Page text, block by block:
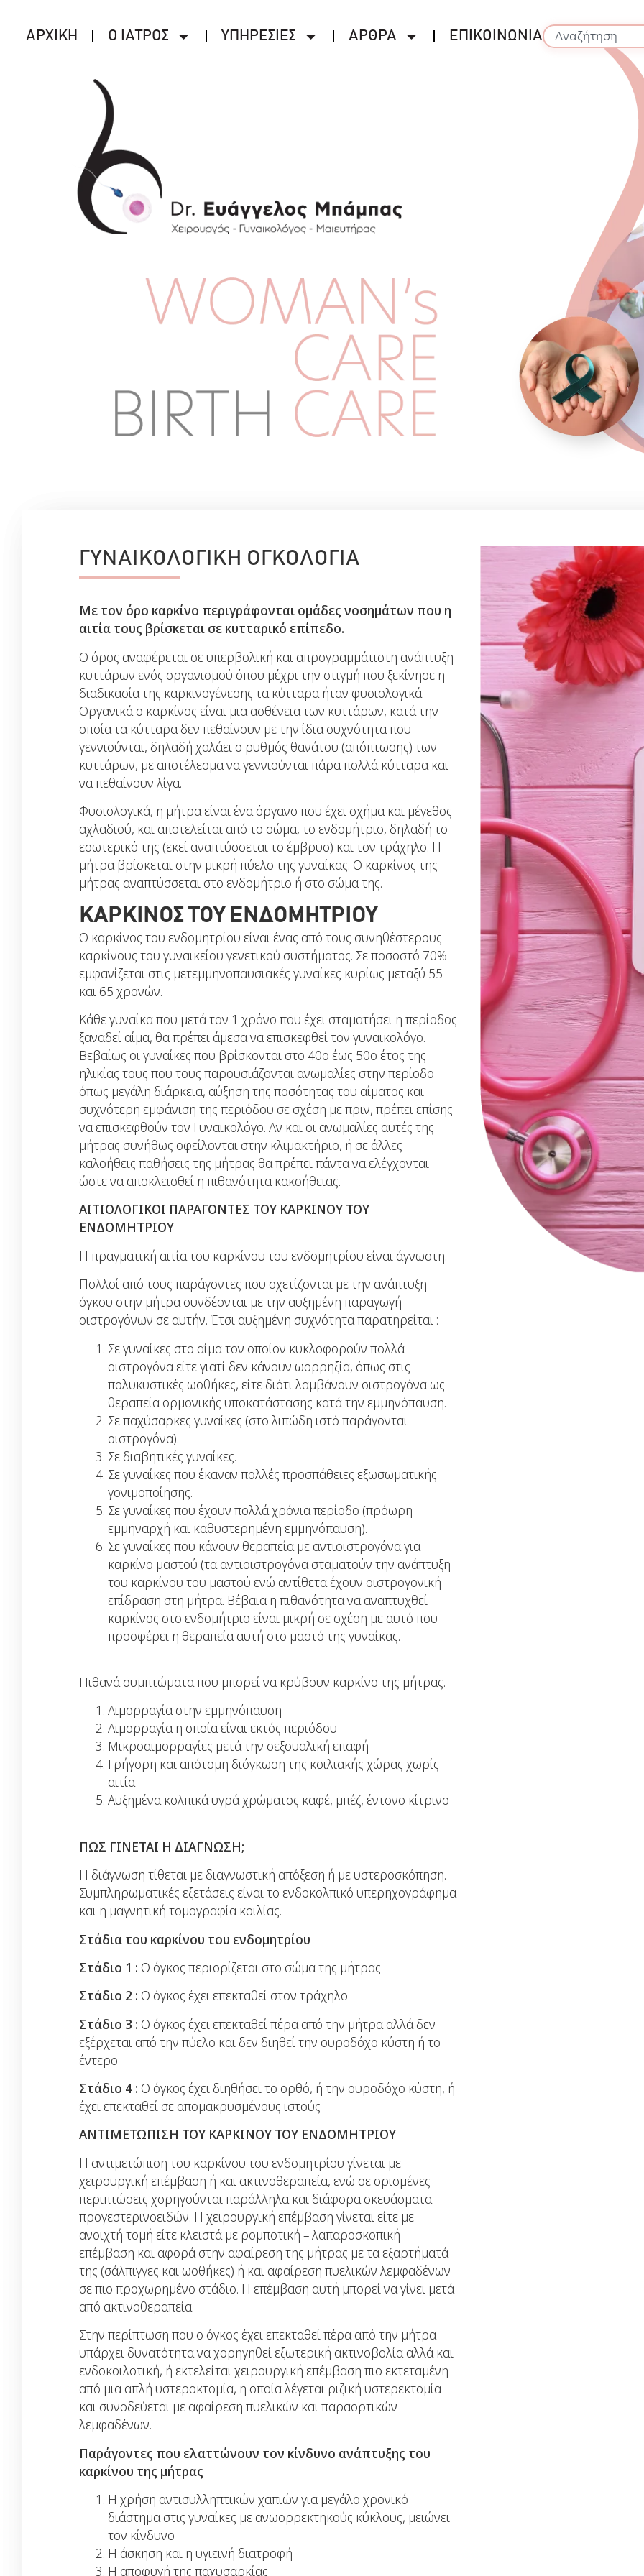
ΑΡΧΙΚΗ Ο ΙΑΤΡΟΣ ΥΠΗΡΕΣΙΕΣ ΑΡΘΡΑ ΕΠΙΚΟΙΝΩΝΙΑ
ΓΥΝΑΙΚΟΛΟΓΙΚΗ ΟΓΚΟΛΟΓΙΑ
Με τον όρο καρκίνο περιγράφονται ομάδες νοσημάτων που η
αιτία τους βρίσκεται σε κυτταρικό επίπεδο.
Ο όρος αναφέρεται σε υπερβολική και απρογραμμάτιστη ανάπτυξη
κυττάρων ενός οργανισμού όπου μέχρι την στιγμή που ξεκίνησε η
διαδικασία της καρκινογένεσης τα κύτταρα ήταν φυσιολογικά.
Οργανικά ο καρκίνος είναι μια ασθένεια των κυττάρων, κατά την
οποία τα κύτταρα δεν πεθαίνουν με την ίδια συχνότητα που
γεννιούνται, δηλαδή χαλάει ο ρυθμός θανάτου (απόπτωσης) των
κυττάρων, με αποτέλεσμα να γεννιούνται πάρα πολλά κύτταρα και
να πεθαίνουν λίγα.
Φυσιολογικά, η μήτρα είναι ένα όργανο που έχει σχήμα και μέγεθος
αχλαδιού, και αποτελείται από το σώμα, το ενδομήτριο, δηλαδή το
εσωτερικό της (εκεί αναπτύσσεται το έμβρυο) και τον τράχηλο. Η
μήτρα βρίσκεται στην μικρή πύελο της γυναίκας. Ο καρκίνος της
μήτρας αναπτύσσεται στο ενδομήτριο ή στο σώμα της.
ΚΑΡΚΙΝΟΣ ΤΟΥ ΕΝΔΟΜΗΤΡΙΟΥ
Ο καρκίνος του ενδομητρίου είναι ένας από τους συνηθέστερους
καρκίνους του γυναικείου γενετικού συστήματος. Σε ποσοστό 70%
εμφανίζεται στις μετεμμηνοπαυσιακές γυναίκες κυρίως μεταξύ 55
και 65 χρονών.
Κάθε γυναίκα που μετά τον 1 χρόνο που έχει σταματήσει η περίοδος
ξαναδεί αίμα, θα πρέπει άμεσα να επισκεφθεί τον γυναικολόγο.
Βεβαίως οι γυναίκες που βρίσκονται στο 40ο έως 50ο έτος της
ηλικίας τους που τους παρουσιάζονται ανωμαλίες στην περίοδο
όπως μεγάλη διάρκεια, αύξηση της ποσότητας του αίματος και
συχνότερη εμφάνιση της περιόδου σε σχέση με πριν, πρέπει επίσης
να επισκεφθούν τον Γυναικολόγο. Αν και οι ανωμαλίες αυτές της
μήτρας συνήθως οφείλονται στην κλιμακτήριο, ή σε άλλες
καλοήθεις παθήσεις της μήτρας θα πρέπει πάντα να ελέγχονται
ώστε να αποκλεισθεί η πιθανότητα κακοήθειας.
ΑΙΤΙΟΛΟΓΙΚΟΙ ΠΑΡΑΓΟΝΤΕΣ ΤΟΥ ΚΑΡΚΙΝΟΥ ΤΟΥ
ΕΝΔΟΜΗΤΡΙΟΥ
Η πραγματική αιτία του καρκίνου του ενδομητρίου είναι άγνωστη.
Πολλοί από τους παράγοντες που σχετίζονται με την ανάπτυξη
όγκου στην μήτρα συνδέονται με την αυξημένη παραγωγή
οιστρογόνων σε αυτήν. Έτσι αυξημένη συχνότητα παρατηρείται :
Σε γυναίκες στο αίμα τον οποίον κυκλοφορούν πολλά
οιστρογόνα είτε γιατί δεν κάνουν ωορρηξία, όπως στις
πολυκυστικές ωοθήκες, είτε διότι λαμβάνουν οιστρογόνα ως
θεραπεία ορμονικής υποκατάστασης κατά την εμμηνόπαυση.
Σε παχύσαρκες γυναίκες (στο λιπώδη ιστό παράγονται
οιστρογόνα).
Σε διαβητικές γυναίκες.
Σε γυναίκες που έκαναν πολλές προσπάθειες εξωσωματικής
γονιμοποίησης.
Σε γυναίκες που έχουν πολλά χρόνια περίοδο (πρόωρη
εμμηναρχή και καθυστερημένη εμμηνόπαυση).
Σε γυναίκες που κάνουν θεραπεία με αντιοιστρογόνα για
καρκίνο μαστού (τα αντιοιστρογόνα σταματούν την ανάπτυξη
του καρκίνου του μαστού ενώ αντίθετα έχουν οιστρογονική
επίδραση στη μήτρα. Βέβαια η πιθανότητα να αναπτυχθεί
καρκίνος στο ενδομήτριο είναι μικρή σε σχέση με αυτό που
προσφέρει η θεραπεία αυτή στο μαστό της γυναίκας.
Πιθανά συμπτώματα που μπορεί να κρύβουν καρκίνο της μήτρας.
Αιμορραγία στην εμμηνόπαυση
Αιμορραγία η οποία είναι εκτός περιόδου
Μικροαιμορραγίες μετά την σεξουαλική επαφή
Γρήγορη και απότομη διόγκωση της κοιλιακής χώρας χωρίς
αιτία
Αυξημένα κολπικά υγρά χρώματος καφέ, μπέζ, έντονο κίτρινο
ΠΩΣ ΓΙΝΕΤΑΙ Η ΔΙΑΓΝΩΣΗ;
Η διάγνωση τίθεται με διαγνωστική απόξεση ή με υστεροσκόπηση.
Συμπληρωματικές εξετάσεις είναι το ενδοκολπικό υπερηχογράφημα
και η μαγνητική τομογραφία κοιλίας.
Στάδια του καρκίνου του ενδομητρίου
Στάδιο 1 : O όγκος περιορίζεται στο σώμα της μήτρας
Στάδιο 2 : O όγκος έχει επεκταθεί στον τράχηλο
Στάδιο 3 : O όγκος έχει επεκταθεί πέρα από την μήτρα αλλά δεν
εξέρχεται από την πύελο και δεν διηθεί την ουροδόχο κύστη ή το
έντερο
Στάδιο 4 : O όγκος έχει διηθήσει το ορθό, ή την ουροδόχο κύστη, ή
έχει επεκταθεί σε απομακρυσμένους ιστούς
ΑΝΤΙΜΕΤΩΠΙΣΗ ΤΟΥ ΚΑΡΚΙΝΟΥ ΤΟΥ ΕΝΔΟΜΗΤΡΙΟΥ
Η αντιμετώπιση του καρκίνου του ενδομητρίου γίνεται με
χειρουργική επέμβαση ή και ακτινοθεραπεία, ενώ σε ορισμένες
περιπτώσεις χορηγούνται παράλληλα και διάφορα σκευάσματα
προγεστερινοειδών. Η χειρουργική επέμβαση γίνεται είτε με
ανοιχτή τομή είτε κλειστά με ρομποτική – λαπαροσκοπική
επέμβαση και αφορά στην αφαίρεση της μήτρας με τα εξαρτήματά
της (σάλπιγγες και ωοθήκες) ή και αφαίρεση πυελικών λεμφαδένων
σε πιο προχωρημένο στάδιο. Η επέμβαση αυτή μπορεί να γίνει μετά
από ακτινοθεραπεία.
Στην περίπτωση που ο όγκος έχει επεκταθεί πέρα από την μήτρα
υπάρχει δυνατότητα να χορηγηθεί εξωτερική ακτινοβολία αλλά και
ενδοκοιλοτική, ή εκτελείται χειρουργική επέμβαση πιο εκτεταμένη
από μια απλή υστεροκτομία, η οποία λέγεται ριζική υστερεκτομία
και συνοδεύεται με αφαίρεση πυελικών και παραορτικών
λεμφαδένων.
Παράγοντες που ελαττώνουν τον κίνδυνο ανάπτυξης του
καρκίνου της μήτρας
Η χρήση αντισυλληπτικών χαπιών για μεγάλο χρονικό
διάστημα στις γυναίκες με ανωορρεκτηκούς κύκλους, μειώνει
τον κίνδυνο
Η άσκηση και η υγιεινή διατροφή
Η αποφυγή της παχυσαρκίας